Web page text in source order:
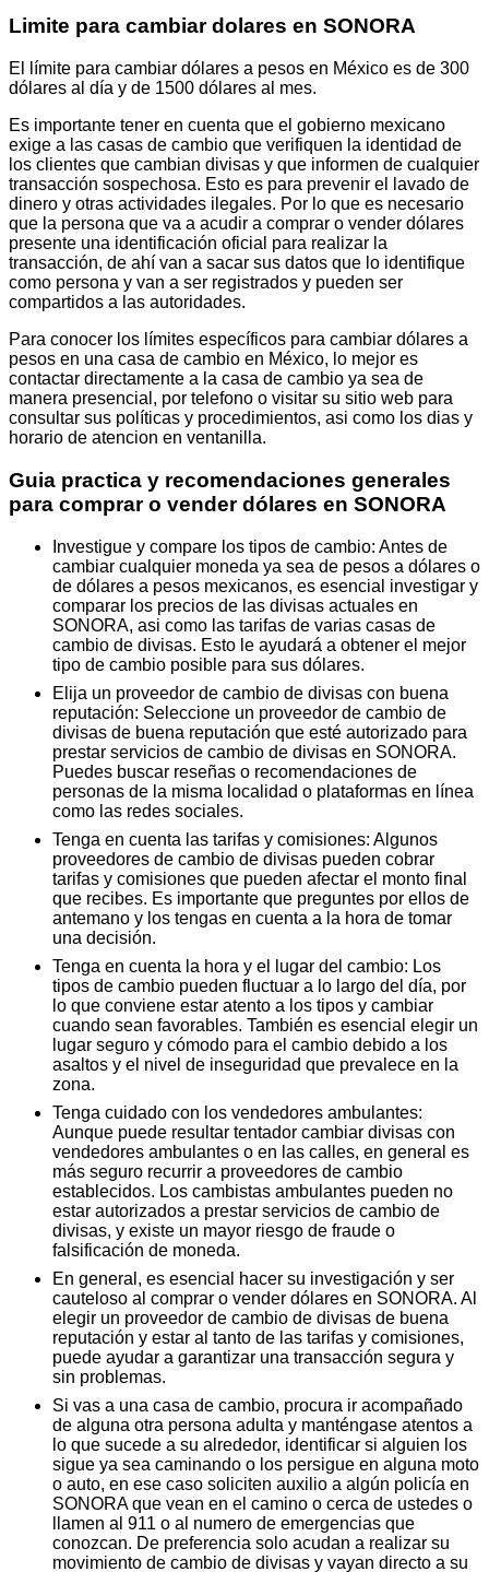
Limite para cambiar dolares en SONORA
El límite para cambiar dólares a pesos en México es de 300
dólares al día y de 1500 dólares al mes.
Es importante tener en cuenta que el gobierno mexicano
exige a las casas de cambio que verifiquen la identidad de
los clientes que cambian divisas y que informen de cualquier
transacción sospechosa. Esto es para prevenir el lavado de
dinero y otras actividades ilegales. Por lo que es necesario
que la persona que va a acudir a comprar o vender dólares
presente una identificación oficial para realizar la
transacción, de ahí van a sacar sus datos que lo identifique
como persona y van a ser registrados y pueden ser
compartidos a las autoridades.
Para conocer los límites específicos para cambiar dólares a
pesos en una casa de cambio en México, lo mejor es
contactar directamente a la casa de cambio ya sea de
manera presencial, por telefono o visitar su sitio web para
consultar sus políticas y procedimientos, asi como los dias y
horario de atencion en ventanilla.
Guia practica y recomendaciones generales
para comprar o vender dólares en SONORA
Investigue y compare los tipos de cambio: Antes de
cambiar cualquier moneda ya sea de pesos a dólares o
de dólares a pesos mexicanos, es esencial investigar y
comparar los precios de las divisas actuales en
SONORA, asi como las tarifas de varias casas de
cambio de divisas. Esto le ayudará a obtener el mejor
tipo de cambio posible para sus dólares.
Elija un proveedor de cambio de divisas con buena
reputación: Seleccione un proveedor de cambio de
divisas de buena reputación que esté autorizado para
prestar servicios de cambio de divisas en SONORA.
Puedes buscar reseñas o recomendaciones de
personas de la misma localidad o plataformas en línea
como las redes sociales.
Tenga en cuenta las tarifas y comisiones: Algunos
proveedores de cambio de divisas pueden cobrar
tarifas y comisiones que pueden afectar el monto final
que recibes. Es importante que preguntes por ellos de
antemano y los tengas en cuenta a la hora de tomar
una decisión.
Tenga en cuenta la hora y el lugar del cambio: Los
tipos de cambio pueden fluctuar a lo largo del día, por
lo que conviene estar atento a los tipos y cambiar
cuando sean favorables. También es esencial elegir un
lugar seguro y cómodo para el cambio debido a los
asaltos y el nivel de inseguridad que prevalece en la
zona.
Tenga cuidado con los vendedores ambulantes:
Aunque puede resultar tentador cambiar divisas con
vendedores ambulantes o en las calles, en general es
más seguro recurrir a proveedores de cambio
establecidos. Los cambistas ambulantes pueden no
estar autorizados a prestar servicios de cambio de
divisas, y existe un mayor riesgo de fraude o
falsificación de moneda.
En general, es esencial hacer su investigación y ser
cauteloso al comprar o vender dólares en SONORA. Al
elegir un proveedor de cambio de divisas de buena
reputación y estar al tanto de las tarifas y comisiones,
puede ayudar a garantizar una transacción segura y
sin problemas.
Si vas a una casa de cambio, procura ir acompañado
de alguna otra persona adulta y manténgase atentos a
lo que sucede a su alrededor, identificar si alguien los
sigue ya sea caminando o los persigue en alguna moto
o auto, en ese caso soliciten auxilio a algún policía en
SONORA que vean en el camino o cerca de ustedes o
llamen al 911 o al numero de emergencias que
conozcan. De preferencia solo acudan a realizar su
movimiento de cambio de divisas y vayan directo a su